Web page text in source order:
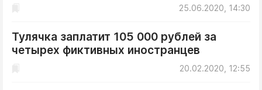
25.06.2020, 14:30
Тулячка заплатит 105 000 рублей за
четырех фиктивных иностранцев
20.02.2020, 12:55